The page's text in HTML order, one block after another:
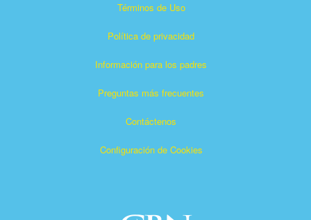
Términos de Uso
Política de privacidad
Información para los padres
Preguntas más frecuentes
Contáctenos
Configuración de Cookies